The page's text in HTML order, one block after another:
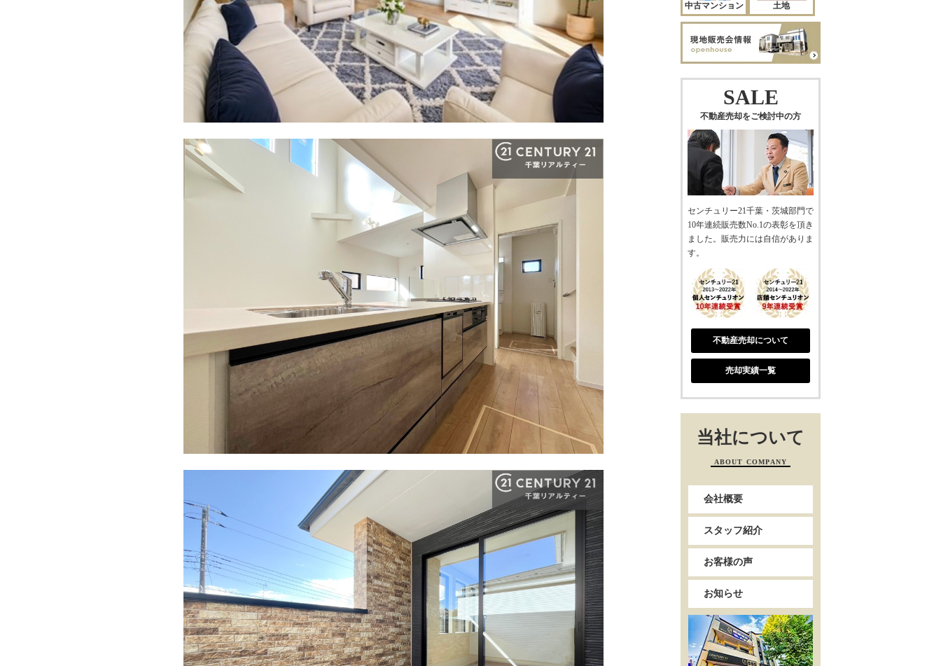
中古マンション 土地
SALE
不動産売却をご検討中の方
センチュリー21千葉・茨城部門で
10年連続販売数No.1の表彰を頂き
ました。販売力には自信がありま
す。
不動産売却について
売却実績一覧
当社について
ABOUT COMPANY
会社概要
スタッフ紹介
お客様の声
お知らせ